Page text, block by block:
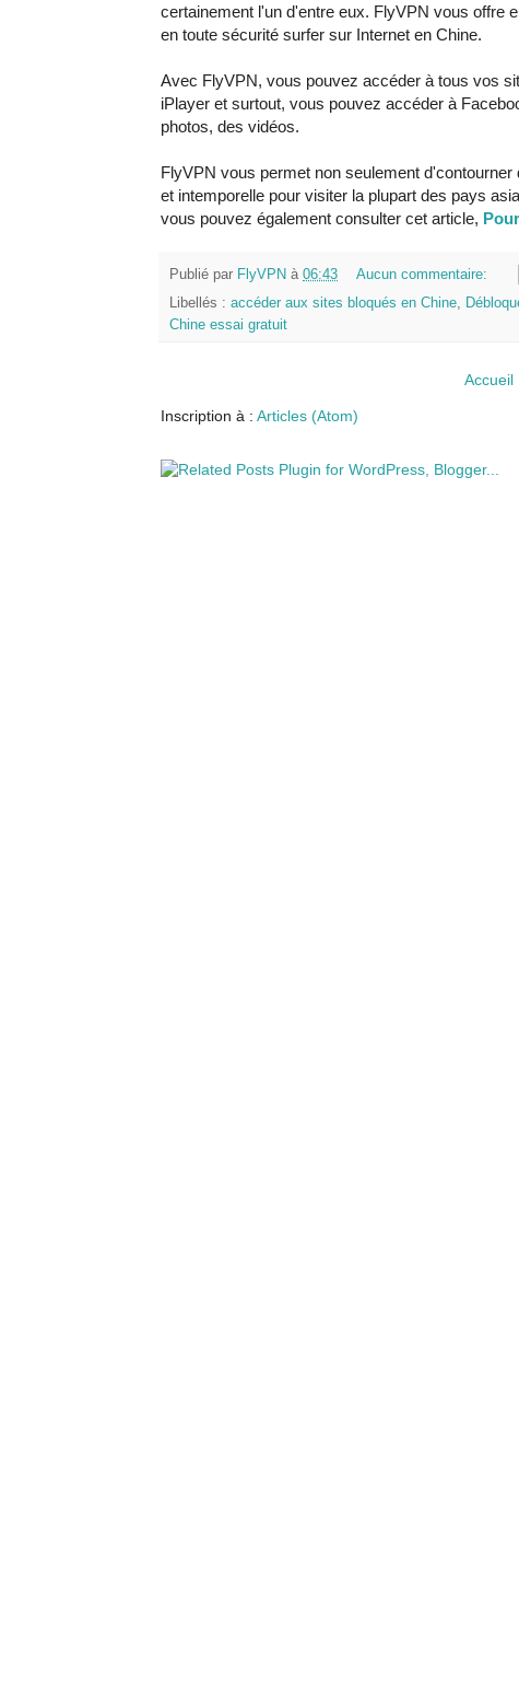
certainement l'un d'entre eux. FlyVPN vous offre
en toute sécurité surfer sur Internet en Chine.
Avec FlyVPN, vous pouvez accéder à tous vos
iPlayer et surtout, vous pouvez accéder à
photos, des vidéos.
FlyVPN vous permet non seulement
et intemporelle pour visiter la plupart des pays
vous pouvez également consulter cet article,
Publié par FlyVPN à 06:43
Aucun commentaire:
Libellés : accéder aux sites bloqués en Chine,
Chine essai gratuit
Accueil
Inscription à : Articles (Atom)